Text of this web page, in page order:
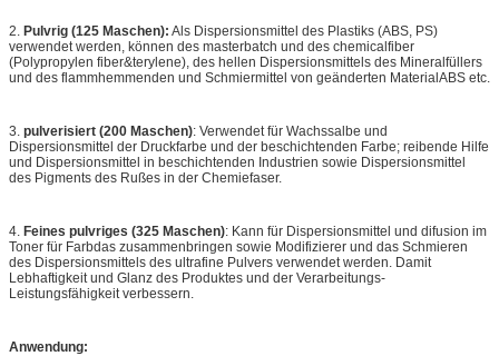
2. Pulvrig (125 Maschen): Als Dispersionsmittel des Plastiks (ABS, PS)
verwendet werden, können des masterbatch und des chemicalfiber
(Polypropylen fiber&terylene), des hellen Dispersionsmittels des Mineralfüllers
und des flammhemmenden und Schmiermittel von geänderten MaterialABS etc.
3. pulverisiert (200 Maschen): Verwendet für Wachssalbe und
Dispersionsmittel der Druckfarbe und der beschichtenden Farbe; reibende Hilfe
und Dispersionsmittel in beschichtenden Industrien sowie Dispersionsmittel
des Pigments des Rußes in der Chemiefaser.
4. Feines pulvriges (325 Maschen): Kann für Dispersionsmittel und difusion im
Toner für Farbdas zusammenbringen sowie Modifizierer und das Schmieren
des Dispersionsmittels des ultrafine Pulvers verwendet werden. Damit
Lebhaftigkeit und Glanz des Produktes und der Verarbeitungs-
Leistungsfähigkeit verbessern.
Anwendung: